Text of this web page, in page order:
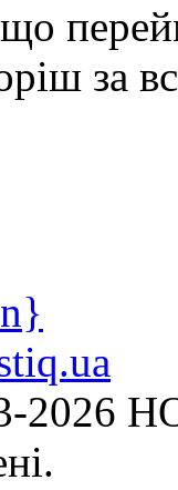
за
2026